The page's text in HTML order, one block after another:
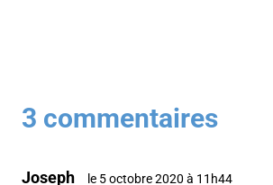
3 commentaires
Joseph le 5 octobre 2020 à 11h44